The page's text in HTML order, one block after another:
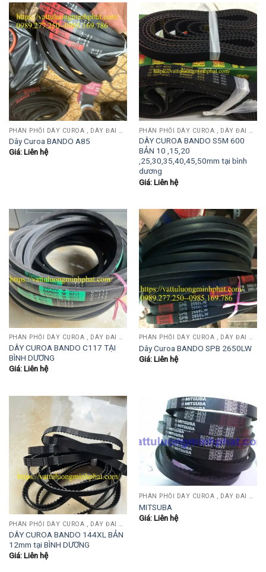
Dây Curoa BANDO A85
Giá: Liên hệ
DÂY CUROA BANDO S5M 600
BẢN 10 ,15,20
,25,30,35,40,45,50mm tại bình
dương
Giá: Liên hệ
PHÂN PHỐI DÂY CUROA , DÂY ĐAI OPTIBEIT, MITSUBOSHI, BANDO, MITSUBA, SANWU....
DÂY CUROA BANDO C117 TẠI
BÌNH DƯƠNG
Giá: Liên hệ
PHÂN PHỐI DÂY CUROA , DÂY ĐAI OPTIBEIT, MITSUBOSHI, BANDO, MITSUBA, SANWU....
Dây Curoa BANDO SPB 2650LW
Giá: Liên hệ
DÂY CUROA BANDO 144XL BẢN
12mm tại BÌNH DƯƠNG
Giá: Liên hệ
PHÂN PHỐI DÂY CUROA , DÂY ĐAI OPTIBEIT, MITSUBOSHI, BANDO, MITSUBA, SANWU....
MITSUBA
Giá: Liên hệ